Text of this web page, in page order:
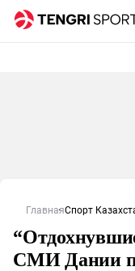
ГлавнаяСпорт
СМИ Дании